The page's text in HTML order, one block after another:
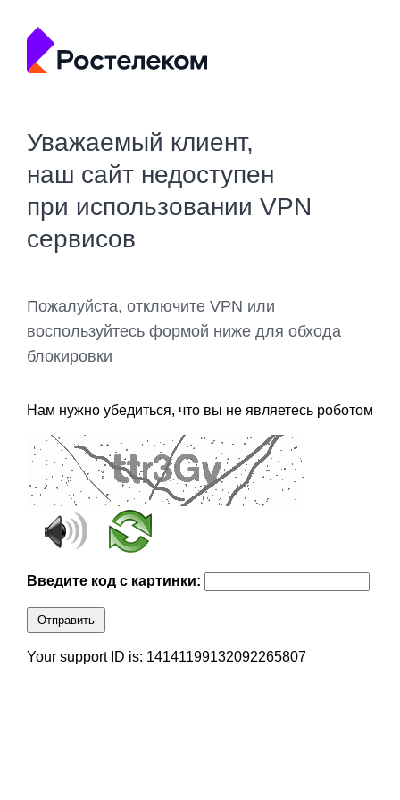
Уважаемый клиент,
наш сайт недоступен
при использовании VPN
сервисов
Пожалуйста, отключите VPN или
воспользуйтесь формой ниже для обхода
блокировки
Нам нужно убедиться, что вы не являетесь роботом
Введите код с картинки:
Отправить
Your support ID is: 14141199132092265807